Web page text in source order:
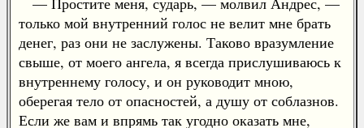
только мой внутренний голос не велит мне брать
денег, раз они не заслужены. Таково вразумление
свыше, от моего ангела, я всегда прислушиваюсь к
внутреннему голосу, и он руководит мною,
оберегая тело от опасностей, а душу от соблазнов.
Если же вам и впрямь так угодно оказать мне,